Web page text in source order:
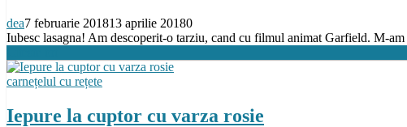
dea7 februarie 201813 aprilie 20180
Iubesc lasagna! Am descoperit-o tarziu, cand cu filmul animat Garfield. M-
carnețelul cu rețete
Iepure la cuptor cu varza rosie